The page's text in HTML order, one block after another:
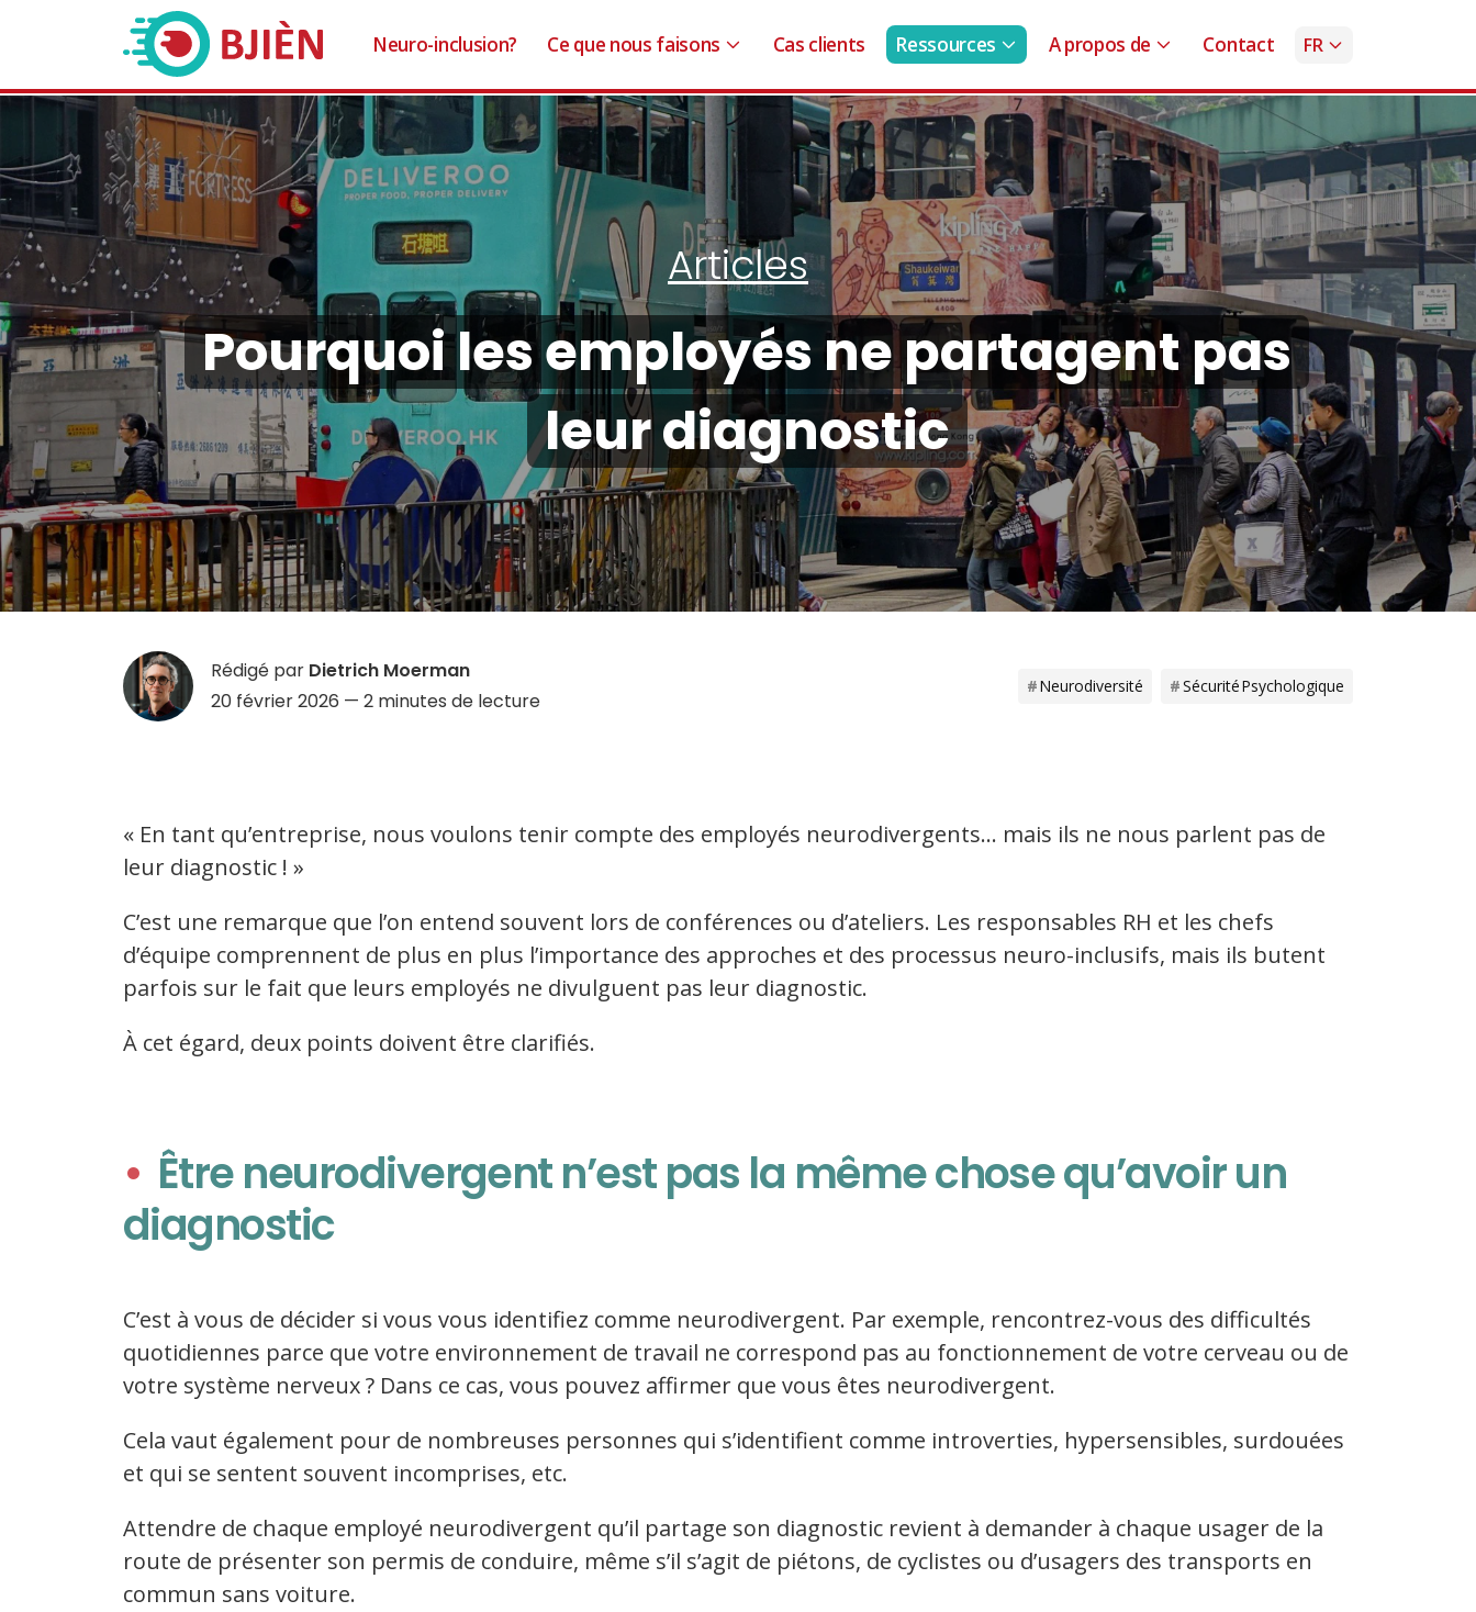
Neuro-inclusion? Ce que nous faisons Cas clients Ressources A propos de Contact FR
Articles
Pourquoi les employés ne partagent pas
leur diagnostic
Rédigé par Dietrich Moerman
20 février 2026 — 2 minutes de lecture
Neurodiversité Sécurité Psychologique
« En tant qu’entreprise, nous voulons tenir compte des employés neurodivergents… mais ils ne nous parlent pas de
leur diagnostic ! »
C’est une remarque que l’on entend souvent lors de conférences ou d’ateliers. Les responsables RH et les chefs
d’équipe comprennent de plus en plus l’importance des approches et des processus neuro-inclusifs, mais ils butent
parfois sur le fait que leurs employés ne divulguent pas leur diagnostic.
À cet égard, deux points doivent être clarifiés.
Être neurodivergent n’est pas la même chose qu’avoir un
diagnostic
C’est à vous de décider si vous vous identifiez comme neurodivergent. Par exemple, rencontrez-vous des difficultés
quotidiennes parce que votre environnement de travail ne correspond pas au fonctionnement de votre cerveau ou de
votre système nerveux ? Dans ce cas, vous pouvez affirmer que vous êtes neurodivergent.
Cela vaut également pour de nombreuses personnes qui s’identifient comme introverties, hypersensibles, surdouées
et qui se sentent souvent incomprises, etc.
Attendre de chaque employé neurodivergent qu’il partage son diagnostic revient à demander à chaque usager de la
route de présenter son permis de conduire, même s’il s’agit de piétons, de cyclistes ou d’usagers des transports en
commun sans voiture.